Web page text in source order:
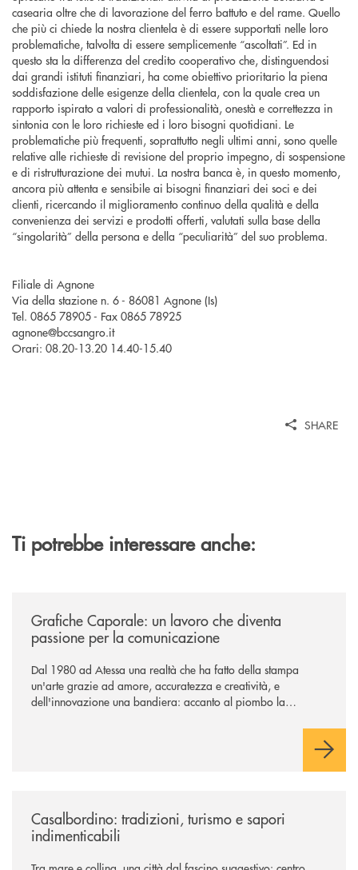
casearia oltre che di lavorazione del ferro battuto e del rame. Quello
che più ci chiede la nostra clientela è di essere supportati nelle loro
problematiche, talvolta di essere semplicemente “ascoltati”. Ed in
questo sta la differenza del credito cooperativo che, distinguendosi
dai grandi istituti finanziari, ha come obiettivo prioritario la piena
soddisfazione delle esigenze della clientela, con la quale crea un
rapporto ispirato a valori di professionalità, onestà e correttezza in
sintonia con le loro richieste ed i loro bisogni quotidiani. Le
problematiche più frequenti, soprattutto negli ultimi anni, sono quelle
relative alle richieste di revisione del proprio impegno, di sospensione
e di ristrutturazione dei mutui. La nostra banca è, in questo momento,
ancora più attenta e sensibile ai bisogni finanziari dei soci e dei
clienti, ricercando il miglioramento continuo della qualità e della
convenienza dei servizi e prodotti offerti, valutati sulla base della
“singolarità” della persona e della “peculiarità” del suo problema.
Filiale di Agnone
Via della stazione n. 6 - 86081 Agnone (Is)
Tel. 0865 78905 - Fax 0865 78925
agnone@bccsangro.it
Orari: 08.20-13.20 14.40-15.40
SHARE
Ti potrebbe interessare anche:
Grafiche Caporale: un lavoro che diventa
passione per la comunicazione
Dal 1980 ad Atessa una realtà che ha fatto della stampa
un'arte grazie ad amore, accuratezza e creatività, e
dell'innovazione una bandiera: accanto al piombo la
Casalbordino: tradizioni, turismo e sapori
indimenticabili